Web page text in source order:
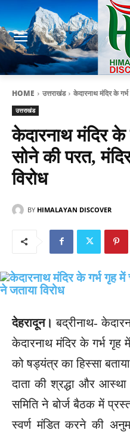
HOME उत्तराखंड केदारनाथ मंदिर के
उत्तराखंड
केदारनाथ मंदिर के
सोने की परत,
विरोध
BY HIMALAYAN DISCOVER
देहरादून। बद्रीनाथ-
केदारनाथ मंदिर के गर्भ गृह
को षड्यंत्र का हिस्सा
दाता की श्रद्धा और
समिति ने बोर्ज बैठक में
स्वर्ण मंडित करने की